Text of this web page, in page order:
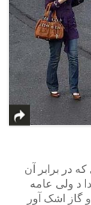
در برابر آن
د ولی عامه
گاز اشک آور